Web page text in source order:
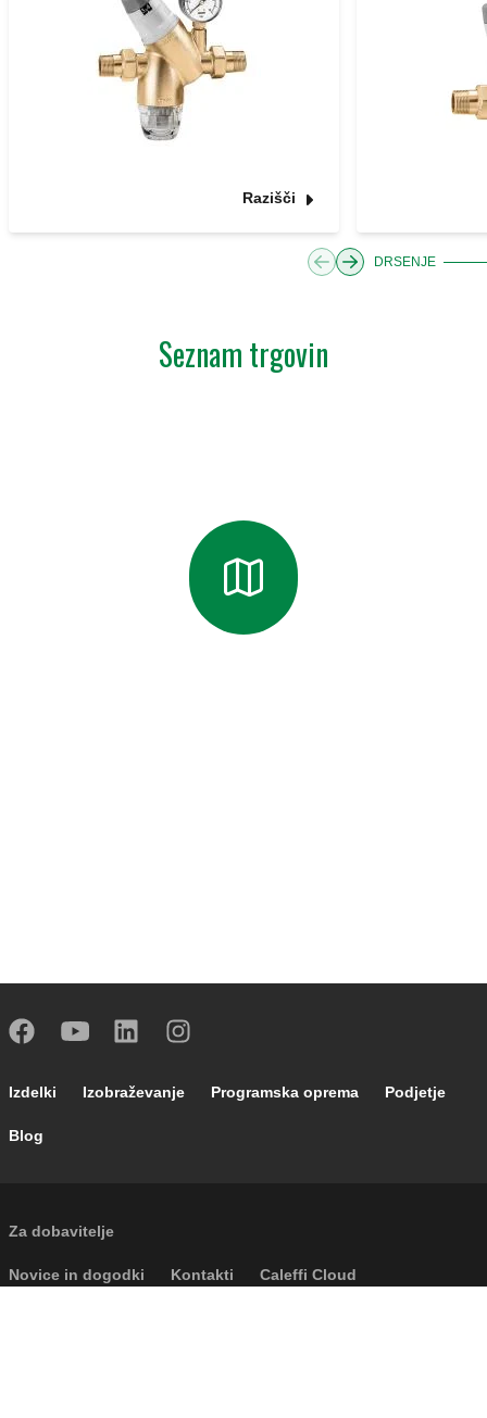
Razišči
DRSENJE
Seznam trgovin
Footer main navigation
Izdelki Izobraževanje Programska oprema Podjetje
Blog
External links
Za dobavitelje
Footer secondary navigation
Novice in dogodki Kontakti Caleffi Cloud